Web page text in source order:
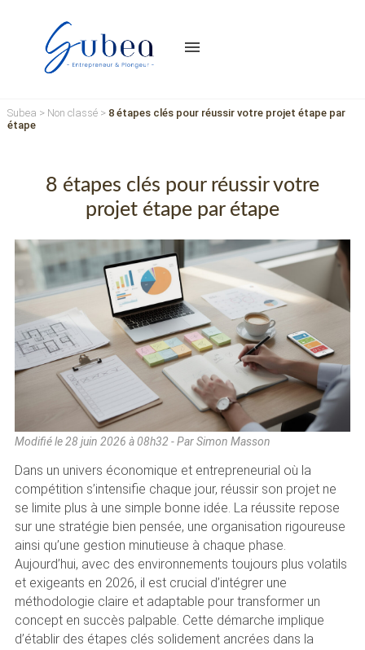
menu
Subea > Non classé> 8 étapes clés pour réussir votre projet étape par
étape
8 étapes clés pour réussir votre
projet étape par étape
Modifié le28 juin 2026 à 08h32 - Par Simon Masson
Dans un univers économique et entrepreneurial où la
compétition s’intensifie chaque jour, réussir son projet ne
se limite plus à une simple bonne idée. La réussite repose
sur une stratégie bien pensée, une organisation rigoureuse
ainsi qu’une gestion minutieuse à chaque phase.
Aujourd’hui, avec des environnements toujours plus volatils
et exigeants en 2026, il est crucial d’intégrer une
méthodologie claire et adaptable pour transformer un
concept en succès palpable. Cette démarche implique
d’établir des étapes clés solidement ancrées dans la